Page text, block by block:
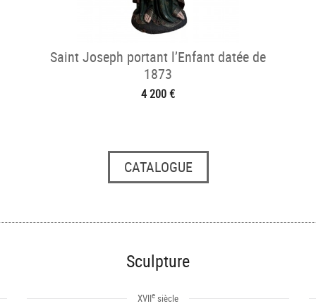
Saint Joseph portant l’Enfant datée de
1873
4 200 €
CATALOGUE
Sculpture
XVIIe siècle